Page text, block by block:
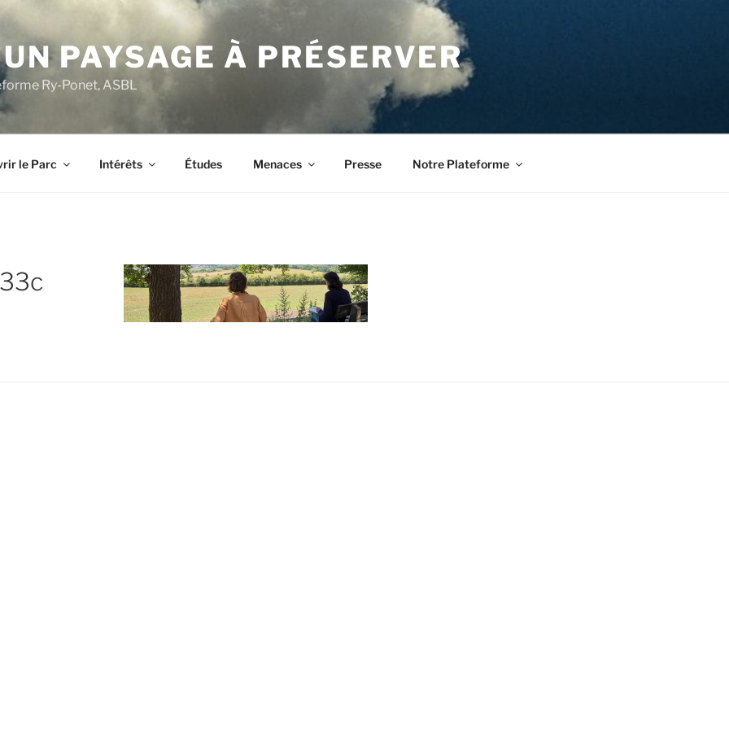
PAYSAGE À PRÉSERVER
Ry-Ponet, ASBL
le Parc Intérêts Études Menaces Presse Notre Plateforme